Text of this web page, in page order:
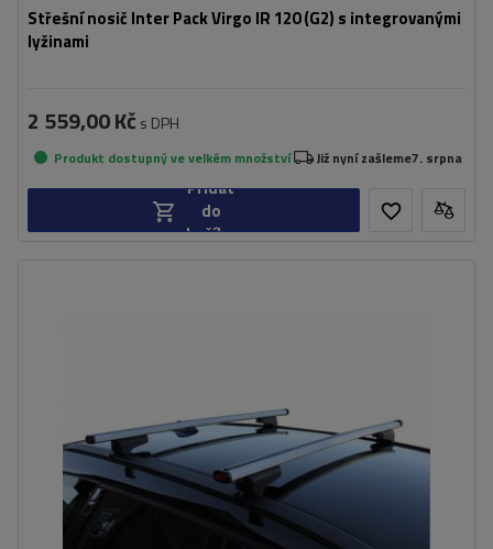
Střešní nosič Inter Pack Virgo IR 120 (G2) s integrovanými
lyžinami
2 559,00 Kč s DPH
Produkt dostupný ve velkém množství Již nyní zašleme7. srpna
Přidat
do
košíku